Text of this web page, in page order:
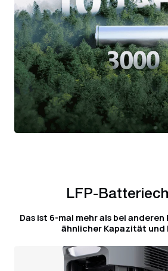
LFP-
Das ist 6-mal mehr als bei
ähnlicher Kapazität und